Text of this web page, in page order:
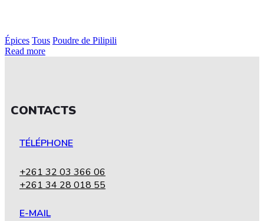
Épices Tous Poudre de Pilipili
Read more
CONTACTS
TÉLÉPHONE
+261 32 03 366 06
+261 34 28 018 55
E-MAIL